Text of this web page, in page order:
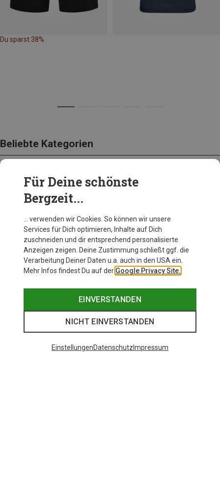
Du sparst 38%
Beliebte Kategorien
BEKLEIDUNG
Für Deine schönste
Bergzeit...
… verwenden wir Cookies. So können wir unsere
Services für Dich optimieren, Inhalte auf Dich
zuschneiden und dir entsprechend personalisierte
Anzeigen zeigen. Deine Zustimmung schließt ggf. die
Verarbeitung Deiner Daten u.a. auch in den USA ein.
Mehr Infos findest Du auf der Google Privacy Site.
EINVERSTANDEN
NICHT EINVERSTANDEN
EinstellungenDatenschutz Impressum